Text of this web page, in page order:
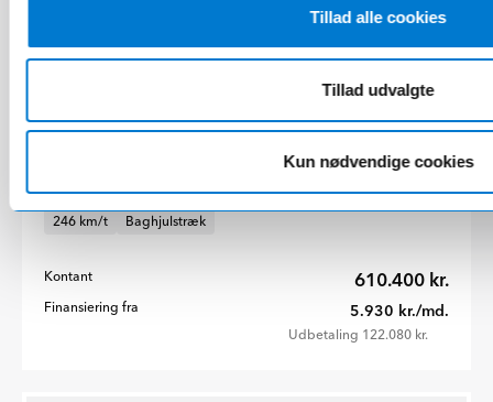
Tillad alle cookies
Tillad udvalgte
Kun nødvendige cookies
Benzin (16.1 km/l) 204 + 20 hk
7.3s (0-100 km/t)
246 km/t
Baghjulstræk
Kontant 610.400 kr.
Finansiering fra 5.930 kr./md.
Udbetaling 122.080 kr.